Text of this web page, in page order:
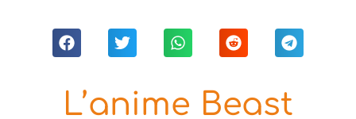
L’anime Beast